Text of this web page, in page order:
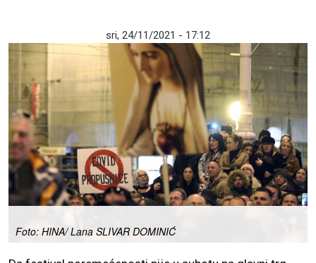
sri, 24/11/2021 - 17:12
Foto: HINA/ Lana SLIVAR DOMINIĆ